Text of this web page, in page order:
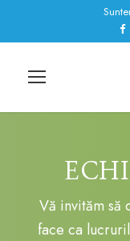
Vă invităm să
face ca